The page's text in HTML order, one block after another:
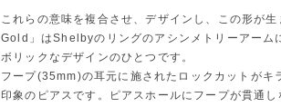
これらの意味を複合させ、デザインし、この形が
Gold」はShelbyのリングのアシンメトリーアーム
ボリックなデザインのひとつです。
フープ(35mm)の耳元に施されたロックカットがキ
印象のピアスです。ピアスホールにフープが貫通し